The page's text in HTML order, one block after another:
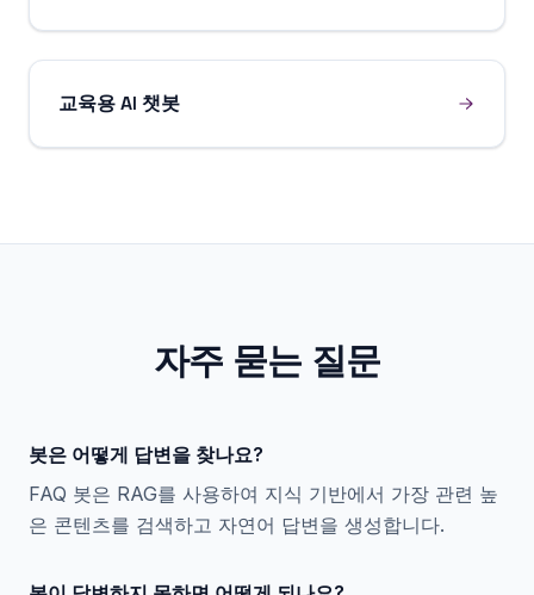
교육용 AI 챗봇
자주 묻는 질문
봇은 어떻게 답변을 찾나요?
FAQ 봇은 RAG를 사용하여 지식 기반에서 가장 관련 높
은 콘텐츠를 검색하고 자연어 답변을 생성합니다.